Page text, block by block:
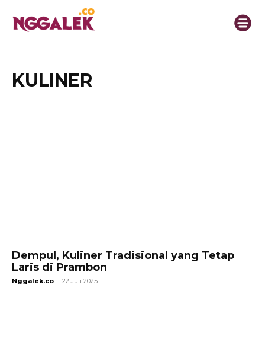
KULINER
Dempul, Kuliner Tradisional yang Tetap
Laris di Prambon
Nggalek.co - 22 Juli 2025